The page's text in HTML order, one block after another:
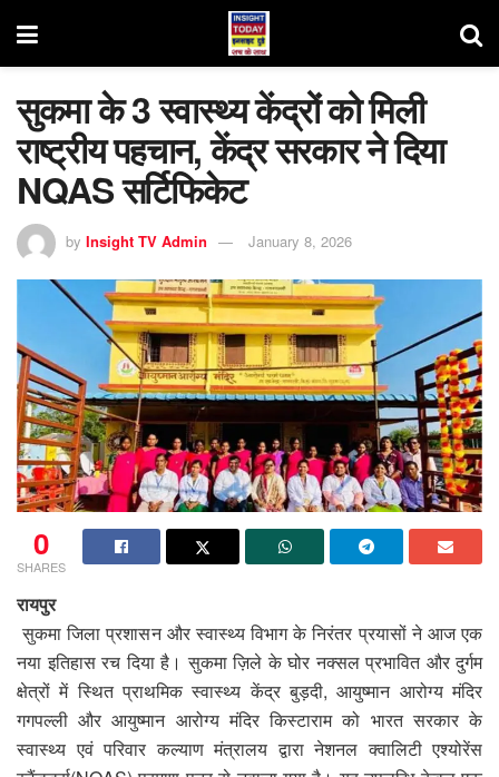
सुकमा के 3 स्वास्थ्य केंद्रों को मिली
राष्ट्रीय पहचान, केंद्र सरकार ने दिया
NQAS सर्टिफिकेट
by Insight TV Admin January 8, 2026
0
SHARES
रायपुर
सुकमा जिला प्रशासन और स्वास्थ्य विभाग के निरंतर प्रयासों ने आज एक
नया इतिहास रच दिया है। सुकमा ज़िले के घोर नक्सल प्रभावित और दुर्गम
क्षेत्रों में स्थित प्राथमिक स्वास्थ्य केंद्र बुड़दी, आयुष्मान आरोग्य मंदिर
गगपल्ली और आयुष्मान आरोग्य मंदिर किस्टाराम को भारत सरकार के
स्वास्थ्य एवं परिवार कल्याण मंत्रालय द्वारा नेशनल क्वालिटी एश्योरेंस